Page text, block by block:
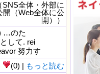
SNS全体・外部に
開（Web全体に公
開））
…のた
して. rei
努力す
(0) | もっと読む